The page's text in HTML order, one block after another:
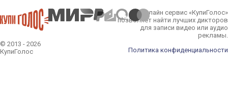
© 2013 - 2026
КупиГолос
Онлайн сервис «КупиГолос»
позволяет найти лучших дикторов
для записи видео или аудио
рекламы.
Политика конфиденциальности